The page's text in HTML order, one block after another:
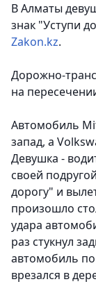
В Алматы
знак "Уступи
Zakon.kz.
Дорожно-
на
Автомобиль
запад, а
Девушка -
своей
дорогу" и
произошло
удара
раз стукнул
автомобиль
врезался в